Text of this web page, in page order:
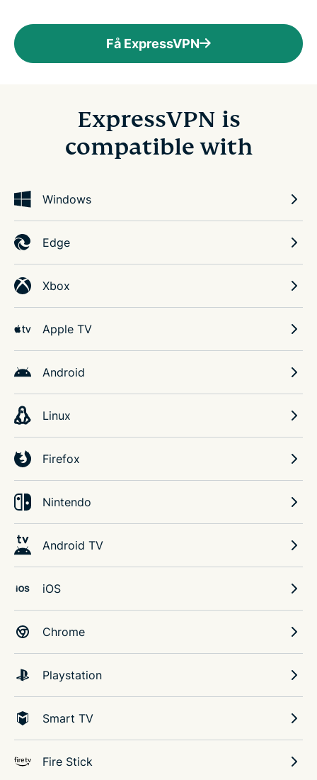
Få ExpressVPN
ExpressVPN is
compatible with
Windows
Edge
Xbox
Apple TV
Android
Linux
Firefox
Nintendo
Android TV
iOS
Chrome
Playstation
Smart TV
Fire Stick